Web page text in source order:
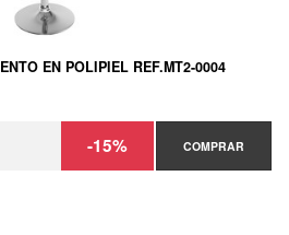
EN POLIPIEL REF.MT2-0004
-15% COMPRAR